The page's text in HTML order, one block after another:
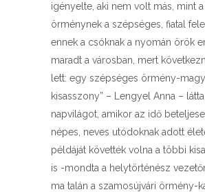
igényelte, aki nem volt más, mint
örménynek a szépséges, fiatal
ennek a csóknak a nyomán örök
maradt a városban, mert
lett: egy szépséges örmény-
kisasszony” – Lengyel Anna –
napvilágot, amikor az idő
népes, neves utódoknak adott
példáját követték volna a többi
is -mondta a helytörténész
ma talán a szamosújvári örmény-